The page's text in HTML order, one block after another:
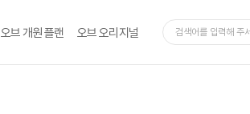
오브 개원 플랜 오브 오리지널